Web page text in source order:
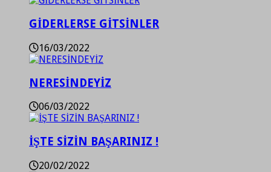
GİDERLERSE GİTSİNLER
16/03/2022
NERESİNDEYİZ
06/03/2022
İŞTE SİZİN BAŞARINIZ !
20/02/2022